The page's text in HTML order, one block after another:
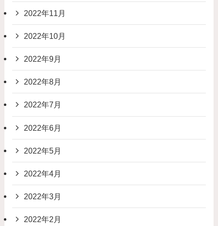
2022年11月
2022年10月
2022年9月
2022年8月
2022年7月
2022年6月
2022年5月
2022年4月
2022年3月
2022年2月